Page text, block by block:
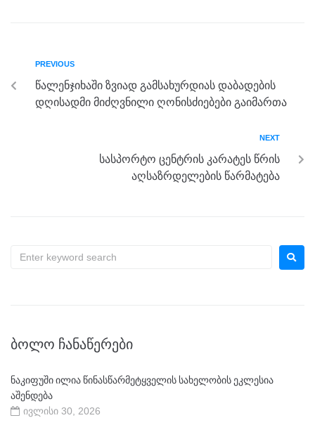
b
o
o
g
er
m p
p
PREVIOUS
წალენჯიხაში ზვიად გამსახურდიას დაბადების
დღისადმი მიძღვნილი ღონისძიებები გაიმართა
NEXT
სასპორტო ცენტრის კარატეს წრის
აღსაზრდელების წარმატება
ᲑᲝᲚᲝ ᲩᲐᲜᲐᲬᲔᲠᲔᲑᲘ
ნაკიფუში ილია წინასწარმეტყველის სახელობის ეკლესია
აშენდება
ივლისი 30, 2026